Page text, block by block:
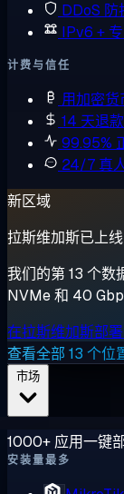
DDoS 防
IPv6 +
计费与信任
用加密货
14 天退款
99.95%
24/7 真
新区域
拉斯维加斯已上线
我们的第 13 个数
NVMe 和 40
在拉斯维加斯部
查看全部 13 个位
1000+ 应用一键
安装量最多